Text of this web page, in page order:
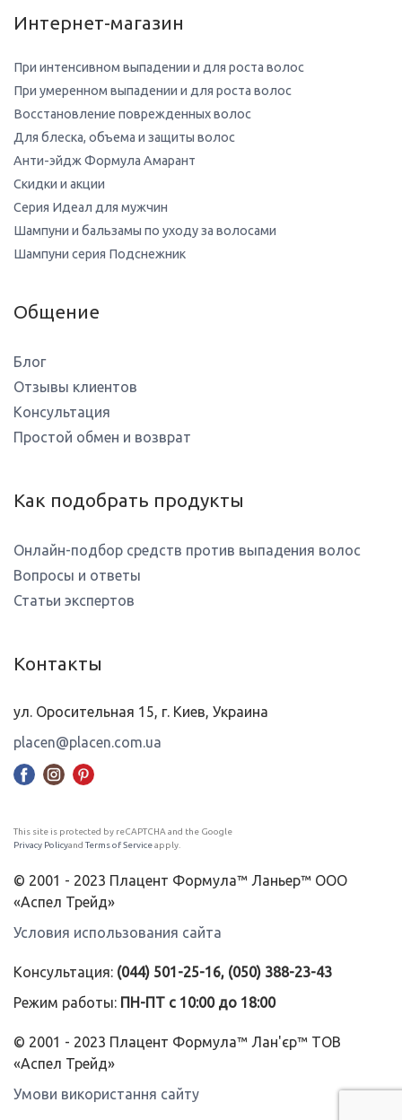
Интернет-магазин
При интенсивном выпадении и для роста волос
При умеренном выпадении и для роста волос
Восстановление поврежденных волос
Для блеска, объема и защиты волос
Анти-эйдж Формула Амарант
Скидки и акции
Серия Идеал для мужчин
Шампуни и бальзамы по уходу за волосами
Шампуни серия Подснежник
Общение
Блог
Отзывы клиентов
Консультация
Простой обмен и возврат
Как подобрать продукты
Онлайн-подбор средств против выпадения волос
Вопросы и ответы
Статьи экспертов
Контакты
ул. Оросительная 15, г. Киев, Украина
placen@placen.com.ua
This site is protected by reCAPTCHA and the Google
Privacy Policyand Terms of Serviceapply.
© 2001 - 2023 Плацент Формула™ Ланьер™ ООО
«Аспел Трейд»
Условия использования сайта
Консультация: (044) 501-25-16, (050) 388-23-43
Режим работы: ПН-ПТ с 10:00 до 18:00
© 2001 - 2023 Плацент Формула™ Лан'єр™ ТОВ
«Аспел Трейд»
Умови використання сайту